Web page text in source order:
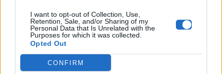
I want to opt-out of Collection, Use,
Retention, Sale, and/or Sharing of my
Personal Data that Is Unrelated with the
Purposes for which it was collected.
Opted Out
CONFIRM